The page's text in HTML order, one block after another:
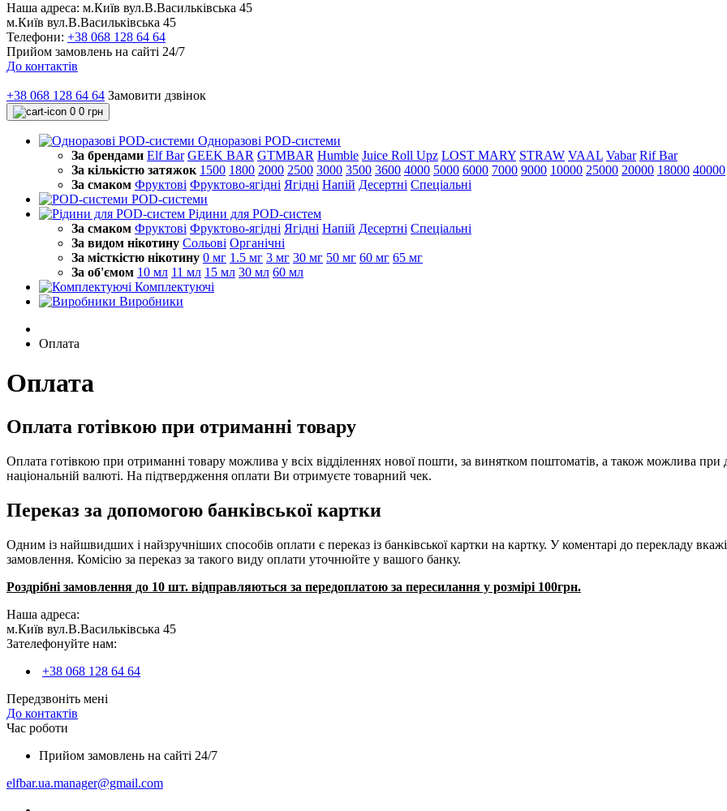
Наша адреса: м.Київ вул.В.Васильківська 45
м.Київ вул.В.Васильківська 45
Телефони: +38 068 128 64 64
Прийом замовлень на сайті 24/7
До контактів
+38 068 128 64 64 Замовити дзвінок
0 0 грн
Одноразові POD-системи
За брендами Elf Bar GEEK BAR GTMBAR Humble Juice Roll Upz LOST MARY STRAW VAAL Vabar Rif Bar
За кількістю затяжок 1500 1800 2000 2500 3000 3500 3600 4000 5000 6000 7000 9000 10000 25000 20000 18000 40000
За смаком Фруктові Фруктово-ягідні Ягідні Напій Десертні Спеціальні
POD-системи
Рідини для POD-систем
За смаком Фруктові Фруктово-ягідні Ягідні Напій Десертні Спеціальні
За видом нікотину Сольові Органічні
За місткістю нікотину 0 мг 1.5 мг 3 мг 30 мг 50 мг 60 мг 65 мг
За об'ємом 10 мл 11 мл 15 мл 30 мл 60 мл
Комплектуючі
Виробники
Оплата
Оплата
Оплата готівкою при отриманні товару
Оплата готівкою при отриманні товару можлива у всіх відділеннях нової пошти, за винятком поштоматів, а також можлива
національній валюті. На підтвердження оплати Ви отримуєте товарний чек.
Переказ за допомогою банківської картки
Одним із найшвидших і найзручніших способів оплати є переказ із банківської картки на картку. У коментарі до перекладу
замовлення. Комісію за переказ за такого виду оплати уточнюйте у вашого банку.
Роздрібні замовлення до 10 шт. відправляються за передоплатою за пересилання у розмірі 100грн.
Наша адреса:
м.Київ вул.В.Васильківська 45
Зателефонуйте нам:
+38 068 128 64 64
Передзвоніть мені
До контактів
Час роботи
Прийом замовлень на сайті 24/7
elfbar.ua.manager@gmail.com